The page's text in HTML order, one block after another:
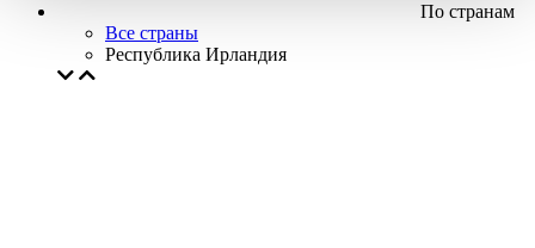
По странам
Все страны
Республика Ирландия